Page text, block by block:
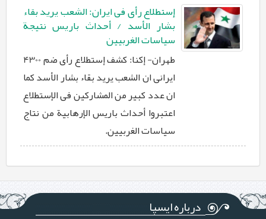
إستطلاع رأی فی ایران: الشعب یرید بقاء
بشار الأسد / أحداث باریس نتیجة
سیاسات الغربیین
طهران- إکنا: کشف إستطلاع رأی ضم 4300
ایرانی ان الشعب یرید بقاء بشار الأسد کما
ان عدد کبیر من المشارکین فی الإستطلاع
اعتبروا أحداث باریس الإرهابیة من نتاج
سیاسات الغربیین.
درباره ایسپا